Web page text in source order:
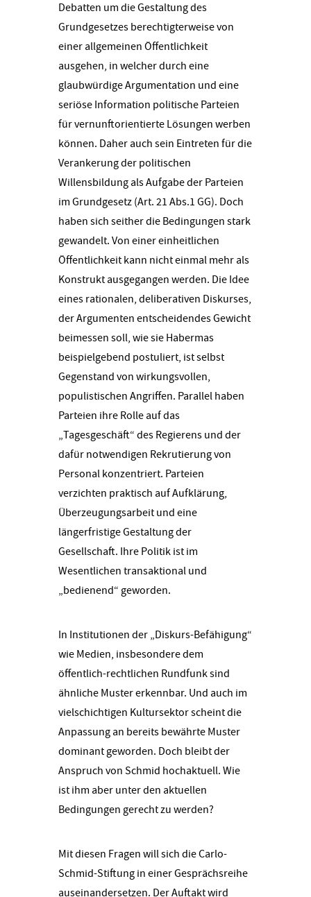
Debatten um die Gestaltung des
Grundgesetzes berechtigterweise von
einer allgemeinen Öffentlichkeit
ausgehen, in welcher durch eine
glaubwürdige Argumentation und eine
seriöse Information politische Parteien
für vernunftorientierte Lösungen werben
können. Daher auch sein Eintreten für die
Verankerung der politischen
Willensbildung als Aufgabe der Parteien
im Grundgesetz (Art. 21 Abs.1 GG). Doch
haben sich seither die Bedingungen stark
gewandelt. Von einer einheitlichen
Öffentlichkeit kann nicht einmal mehr als
Konstrukt ausgegangen werden. Die Idee
eines rationalen, deliberativen Diskurses,
der Argumenten entscheidendes Gewicht
beimessen soll, wie sie Habermas
beispielgebend postuliert, ist selbst
Gegenstand von wirkungsvollen,
populistischen Angriffen. Parallel haben
Parteien ihre Rolle auf das
„Tagesgeschäft“ des Regierens und der
dafür notwendigen Rekrutierung von
Personal konzentriert. Parteien
verzichten praktisch auf Aufklärung,
Überzeugungsarbeit und eine
längerfristige Gestaltung der
Gesellschaft. Ihre Politik ist im
Wesentlichen transaktional und
„bedienend“ geworden.
In Institutionen der „Diskurs-Befähigung“
wie Medien, insbesondere dem
öffentlich-rechtlichen Rundfunk sind
ähnliche Muster erkennbar. Und auch im
vielschichtigen Kultursektor scheint die
Anpassung an bereits bewährte Muster
dominant geworden. Doch bleibt der
Anspruch von Schmid hochaktuell. Wie
ist ihm aber unter den aktuellen
Bedingungen gerecht zu werden?
Mit diesen Fragen will sich die Carlo-
Schmid-Stiftung in einer Gesprächsreihe
auseinandersetzen. Der Auftakt wird